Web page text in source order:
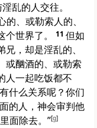
乱的人交往。
、或勒索人的、
世界了。
11 但如
，却是淫乱的、
或酗酒的、或勒索
人一起吃饭都不
什么关系呢？你们
的人，神会审判他
面除去。”[g]